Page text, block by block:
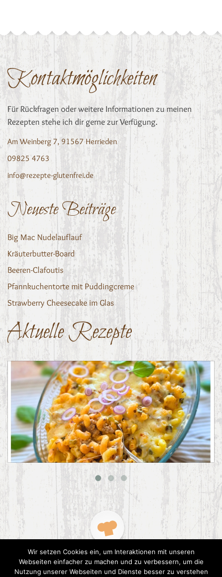
Kontaktmöglichkeiten
Für Rückfragen oder weitere Informationen zu meinen
Rezepten stehe ich dir gerne zur Verfügung.
Am Weinberg 7, 91567 Herrieden
09825 4763
info@rezepte-glutenfrei.de
Neueste Beiträge
Big Mac Nudelauflauf
Kräuterbutter-Board
Beeren-Clafoutis
Pfannkuchentorte mit Puddingcreme
Strawberry Cheesecake im Glas
Aktuelle Rezepte
Big Mac Nudelauflauf
Wir setzen Cookies ein, um Interaktionen mit unseren
Webseiten einfacher zu machen und zu verbessern, um die
Nutzung unserer Webseiten und Dienste besser zu verstehen